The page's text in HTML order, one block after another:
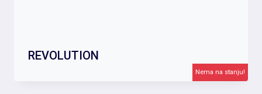
Nema na stanju!
REVOLUTION